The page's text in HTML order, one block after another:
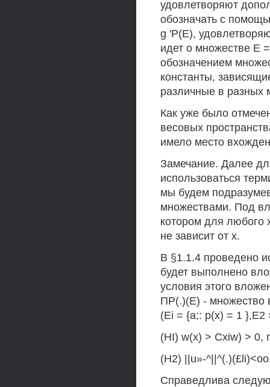
удовлетворяют
обозначать с
g 'Р(Е),
идет о множестве Е
обозначением
константы,
различные в разных
Как уже было
весовых
имело место
Замечание. Далее
использоваться
мы будем
множествами. Под
котором для любого
не зависит от х.
В §1.1.4 проведено
будет выполнено
условия этого
ПР(.)(Е) - множество
(Ei = {а;: р(х) = 1 },Е2
(HI) w(x) > Cxiw) > 0,
(Н2) ||u»-
Справедлива